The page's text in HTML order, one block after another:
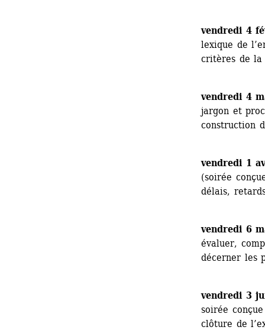
vendredi 4
lexique de
critères de la
vendredi 4
jargon et
construction
vendredi 1
(soirée
délais,
vendredi 6
évaluer,
décerner les
vendredi 3
soirée
clôture de